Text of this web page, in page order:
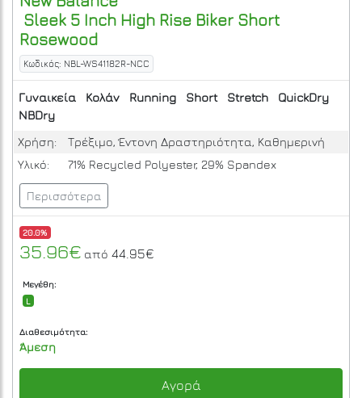
Sleek 5 Inch High Rise Biker Short
Rosewood
Κωδικός: NBL-WS41182R-NCC
Γυναικεία Κολάν Running Short Stretch
QuickDry
NBDry
Χρήση:
Τρέξιμο, Έντονη Δραστηριότητα, Καθημερινή
Υλικό:
71% Recycled Polyester, 29% Spandex
Περισσότερα
20.0%
35.96€ από 44.95€
Μεγέθη:
L
Διαθεσιμότητα:
Άμεση
Αγορά